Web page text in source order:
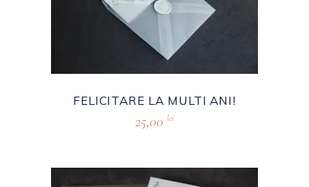
FELICITARE LA MULTI ANI!
25,00 lei